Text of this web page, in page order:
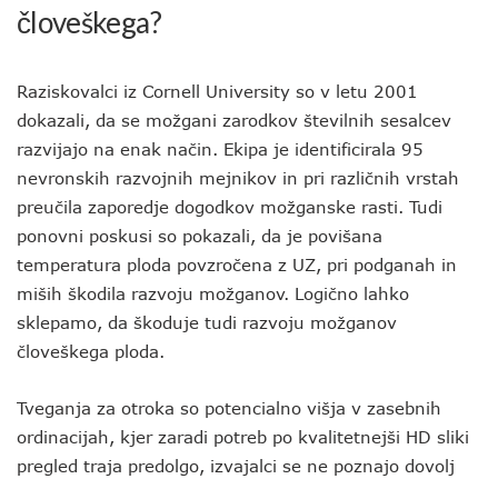
človeškega?
Raziskovalci iz Cornell University so v letu 2001
dokazali, da se možgani zarodkov številnih sesalcev
razvijajo na enak način. Ekipa je identificirala 95
nevronskih razvojnih mejnikov in pri različnih vrstah
preučila zaporedje dogodkov možganske rasti. Tudi
ponovni poskusi so pokazali, da je povišana
temperatura ploda povzročena z UZ, pri podganah in
miših škodila razvoju možganov. Logično lahko
sklepamo, da škoduje tudi razvoju možganov
človeškega ploda.
Tveganja za otroka so potencialno višja v zasebnih
ordinacijah, kjer zaradi potreb po kvalitetnejši HD sliki
pregled traja predolgo, izvajalci se ne poznajo dovolj